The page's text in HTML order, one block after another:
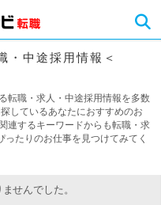
・中途採用情報＜
転職・求人・中途採用情報を多数
しているあなたにおすすめのお
連するキーワードからも転職・求
たりのお仕事を見つけてみてく
せんでした。